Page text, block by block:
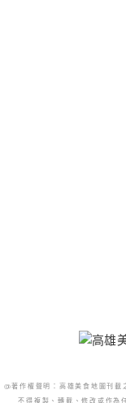
@著作權聲明：高雄美食地圖刊載
不得複製、轉載、修改或作為